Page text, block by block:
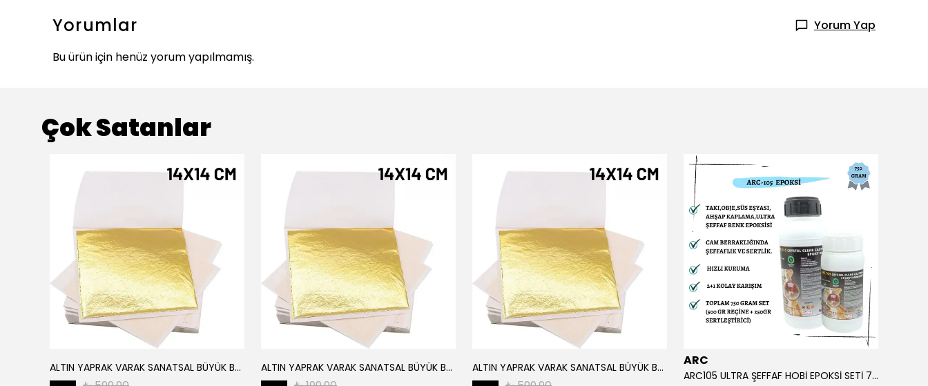
Yorumlar
Yorum Yap
Bu ürün için henüz yorum yapılmamış.
Çok Satanlar
ALTIN YAPRAK VARAK SANATSAL BÜYÜK BOY FOLYO EPOKSİ REÇİNE NAİL ART 16 ADET 14X14 CM ALTIN RENK ALTIN YAPRAK VARAK SANATSAL BÜYÜK BOY FOLYO EPOKSİ REÇİNE NAİL ART 8 ADET ALTIN RENK 14X14 CM ALTIN YAPRAK VARAK SANATSAL BÜYÜK BOY FOLYO EPOKSİ REÇİNE NAİL ART 90 ADET 14X14 CM ALTIN RENK ARC
ARC105 ULTRA ŞEFFAF HOBİ EPOKSİ SETİ 750 GRAM